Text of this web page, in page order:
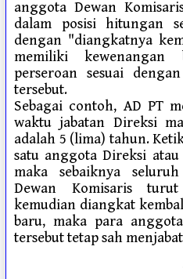
anggota Dewan
dalam posisi hitungan
dengan "diangkatnya
memiliki kewenangan
perseroan sesuai
tersebut.
Sebagai contoh, AD PT
waktu jabatan Direksi
adalah 5 (lima) tahun.
satu anggota Direksi
maka sebaiknya
Dewan Komisaris
kemudian diangkat
baru, maka para
tersebut tetap sah